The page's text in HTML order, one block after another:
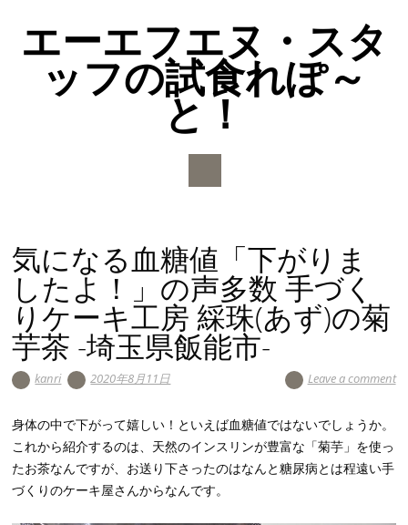
エーエフエヌ・スタ
ッフの試食れぽ～
と！
気になる血糖値「下がりま
したよ！」の声多数 手づく
りケーキ工房 綵珠(あず)の菊
芋茶 -埼玉県飯能市-
kanri 2020年8月11日 Leave a comment
身体の中で下がって嬉しい！といえば血糖値ではないでしょうか。
これから紹介するのは、天然のインスリンが豊富な「菊芋」を使っ
たお茶なんですが、お送り下さったのはなんと糖尿病とは程遠い手
づくりのケーキ屋さんからなんです。